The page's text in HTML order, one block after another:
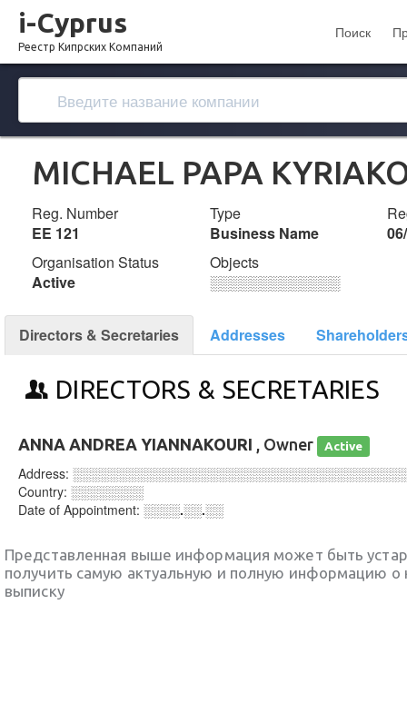
i-Cyprus
Реестр Кипрских Компаний
Поиск
MICHAEL PAPA
Reg. Number
ΕΕ 121
Type
Business Name
Organisation Status
Active
Objects
░░░░░░░░░░░░░
Directors & Secretaries Addresses
DIRECTORS & SECRETARIES
ANNA ANDREA YIANNAKOURI , Owner Active
Address:
Country: ░░░░░░░░
Date of Appointment: ░░░░.░░.░░
Представленная выше информация может быть
получить самую актуальную и полную информацию о
выписку